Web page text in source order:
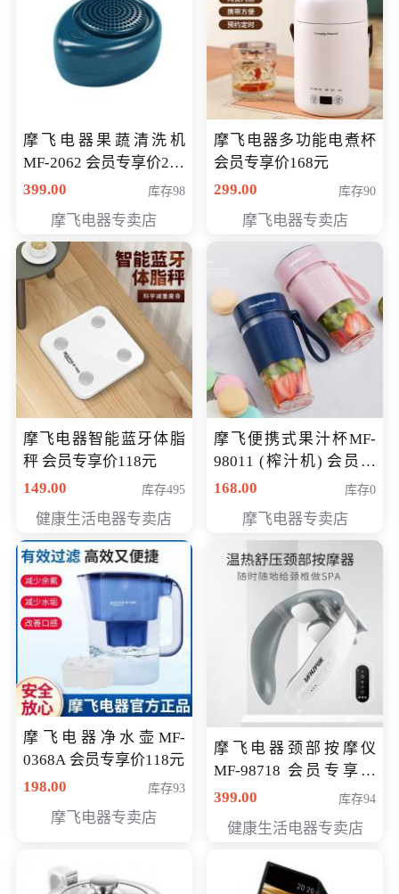
摩飞电器果蔬清洗机
MF-2062 会员专享价268
元
399.00 库存98
摩飞电器专卖店
摩飞电器多功能电煮杯
会员专享价168元
299.00
库存90
摩飞电器专卖店
摩飞电器智能蓝牙体脂
秤 会员专享价118元
149.00
库存495
健康生活电器专卖店
摩飞便携式果汁杯MF-
98011 (榨汁机) 会员专
享价138元
168.00 库存0
摩飞电器专卖店
摩飞电器净水壶MF-
0368A 会员专享价118元
198.00
库存93
摩飞电器专卖店
摩飞电器颈部按摩仪
MF-98718 会员专享价
299元
399.00 库存94
健康生活电器专卖店